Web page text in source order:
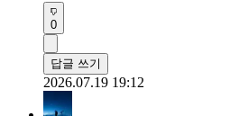
0
답글 쓰기
2026.07.19 19:12